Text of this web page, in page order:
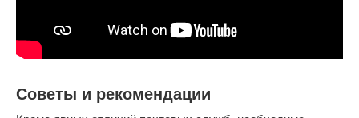
Советы и рекомендации